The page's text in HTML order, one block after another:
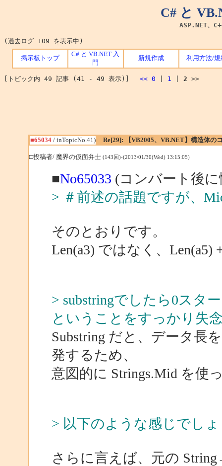
C# と
ASP.NET、
(過去ログ 109 を表示中)
掲示板トップ
C# と VB.NET 入
門
新規作成 利用方法/規
[トピック内 49 記事 (41 - 49 表示)] << 0 1 2 >>
■65034/ inTopicNo.41) Re[29]: 【VB2005、VB.NET】構造体の
□投稿者/ 魔界の仮面弁士 (143回)-(2013/01/30(Wed) 13:15:05)
■No65033 (コンバート後
> ＃前述の話題ですが、
そのとおりです。
Len(a3) ではなく、
> substringでしたら0スタ
ということをすっかり失
Substring だと、データ長
発するため、
意図的に Strings.Mid を使
> 以下のような感じでし
さらに言えば、元の